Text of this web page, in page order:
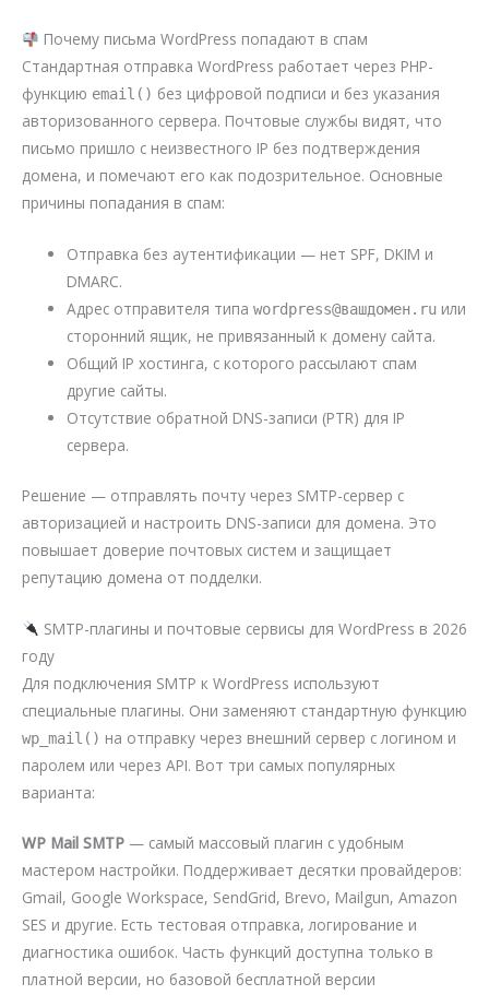
Почему письма WordPress попадают в спам
Стандартная отправка WordPress работает через PHP-
функцию email() без цифровой подписи и без указания
авторизованного сервера. Почтовые службы видят, что
письмо пришло с неизвестного IP без подтверждения
домена, и помечают его как подозрительное. Основные
причины попадания в спам:
Отправка без аутентификации — нет SPF, DKIM и
DMARC.
Адрес отправителя типаwordpress@вашдомен.ru или
сторонний ящик, не привязанный к домену сайта.
Общий IP хостинга, с которого рассылают спам
другие сайты.
Отсутствие обратной DNS-записи (PTR) для IP
сервера.
Решение — отправлять почту через SMTP-сервер с
авторизацией и настроить DNS-записи для домена. Это
повышает доверие почтовых систем и защищает
репутацию домена от подделки.
SMTP-плагины и почтовые сервисы для WordPress в 2026
году
Для подключения SMTP к WordPress используют
специальные плагины. Они заменяют стандартную функцию
wp_mail() на отправку через внешний сервер с логином и
паролем или через API. Вот три самых популярных
варианта:
WP Mail SMTP — самый массовый плагин с удобным
мастером настройки. Поддерживает десятки провайдеров:
Gmail, Google Workspace, SendGrid, Brevo, Mailgun, Amazon
SES и другие. Есть тестовая отправка, логирование и
диагностика ошибок. Часть функций доступна только в
платной версии, но базовой бесплатной версии